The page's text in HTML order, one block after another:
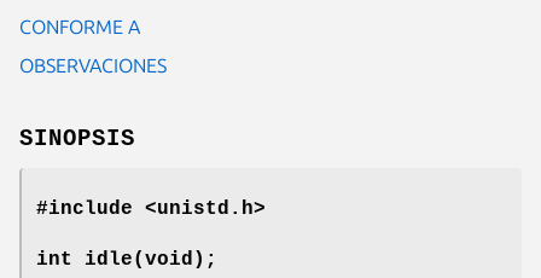
CONFORME A
OBSERVACIONES
SINOPSIS
#include <unistd.h>
int idle(void);